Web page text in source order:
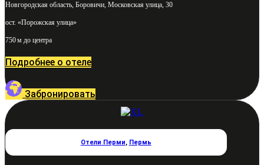
Новгородская область, Боровичи, Московская улица, 30
ост. «Порожская улица»
750 м до центра
Подробнее о отеле
Забронировать
Отели Перми, Пермь